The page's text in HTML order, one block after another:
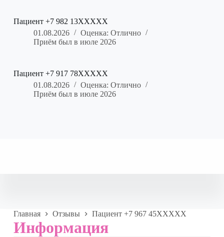
Пациент +7 982 13XXXXX
01.08.2026
Оценка: Отлично
Приём был в июле 2026
Пациент +7 917 78XXXXX
01.08.2026
Оценка: Отлично
Приём был в июле 2026
Главная Отзывы Пациент +7 967 45XXXXX
Информация